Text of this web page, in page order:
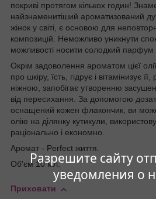
Разрешите сайту
уведомления о
покриві протягом кількох годин!
найзнаменитіший ароматизований
жінок у світі, є основою для
композицій. Неможливо уникнути
можливості носити солодкий парфум
Окрім задоволення ароматом цієї
про шкіру, їсть, гідрує і вітамінизує її,
ніжною, запобігає утворенню
від пересихання. За допомогою
оснащений кожен флакончик, ви
олію на ділянку кутикули,
раціонально і економно.
Аромат - Perfect життя.
Об'єм 10 мл.
Приховати